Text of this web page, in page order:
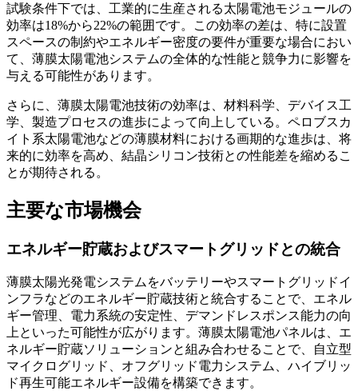
試験条件下では、工業的に生産される太陽電池モジュールの
効率は18%から22%の範囲です。この効率の差は、特に設置
スペースの制約やエネルギー密度の要件が重要な場合におい
て、薄膜太陽電池システムの全体的な性能と競争力に影響を
与える可能性があります。
さらに、薄膜太陽電池技術の効率は、材料科学、デバイス工
学、製造プロセスの進歩によって向上している。ペロブスカ
イト系太陽電池などの薄膜材料における画期的な進歩は、将
来的に効率を高め、結晶シリコン技術との性能差を縮めるこ
とが期待される。
主要な市場機会
エネルギー貯蔵およびスマートグリッドとの統合
薄膜太陽光発電システムをバッテリーやスマートグリッドイ
ンフラなどのエネルギー貯蔵技術と統合することで、エネル
ギー管理、電力系統の安定性、デマンドレスポンス能力の向
上といった可能性が広がります。薄膜太陽電池パネルは、エ
ネルギー貯蔵ソリューションと組み合わせることで、自立型
マイクログリッド、オフグリッド電力システム、ハイブリッ
ド再生可能エネルギー設備を構築できます。